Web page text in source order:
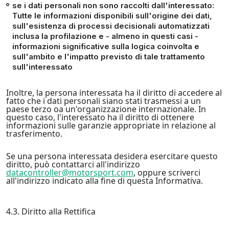
se i dati personali non sono raccolti dall'interessato:
Tutte le informazioni disponibili sull'origine dei dati,
sull'esistenza di processi decisionali automatizzati
inclusa la profilazione e - almeno in questi casi -
informazioni significative sulla logica coinvolta e
sull'ambito e l'impatto previsto di tale trattamento
sull'interessato
Inoltre, la persona interessata ha il diritto di accedere al
fatto che i dati personali siano stati trasmessi a un
paese terzo oa un'organizzazione internazionale. In
questo caso, l'interessato ha il diritto di ottenere
informazioni sulle garanzie appropriate in relazione al
trasferimento.
Se una persona interessata desidera esercitare questo
diritto, può contattarci all'indirizzo
datacontroller@motorsport.com, oppure scriverci
all'indirizzo indicato alla fine di questa Informativa.
4.3. Diritto alla Rettifica